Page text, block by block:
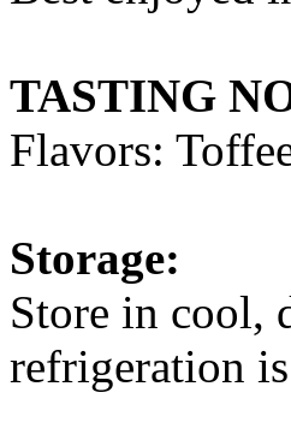
TASTING
Flavors:
Storage:
Store in cool,
refrigeration